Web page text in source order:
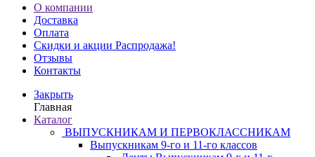
О компании
Доставка
Оплата
Скидки и акции Распродажа!
Отзывы
Контакты
Закрыть
Главная
Каталог
ВЫПУСКНИКАМ И ПЕРВОКЛАССНИКАМ
Выпускникам 9-го и 11-го классов